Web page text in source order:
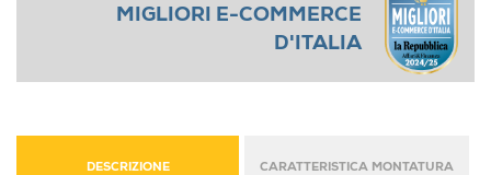
MIGLIORI E-COMMERCE
D'ITALIA
DESCRIZIONE CARATTERISTICA MONTATURA